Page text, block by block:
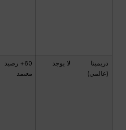
دريمينا
(عالمي)
لا يوجد
60+ رصيد
معتمد